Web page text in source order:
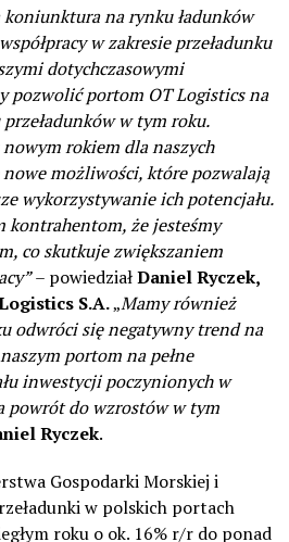
na rynku ładunków
w zakresie przeładunku
dotychczasowymi
pozwolić portom OT Logistics na
w tym roku.
rokiem dla naszych
możliwości, które pozwalają
wykorzystywanie ich potencjału.
kontrahentom, że jesteśmy
co skutkuje zwiększaniem
– powiedziałDaniel Ryczek,
S.A.„Mamy również
odwróci się negatywny trend na
portom na pełne
inwestycji poczynionych w
powrót do wzrostów w tym
Ryczek.
Gospodarki Morskiej i
w polskich portach
roku o ok. 16% r/r do ponad